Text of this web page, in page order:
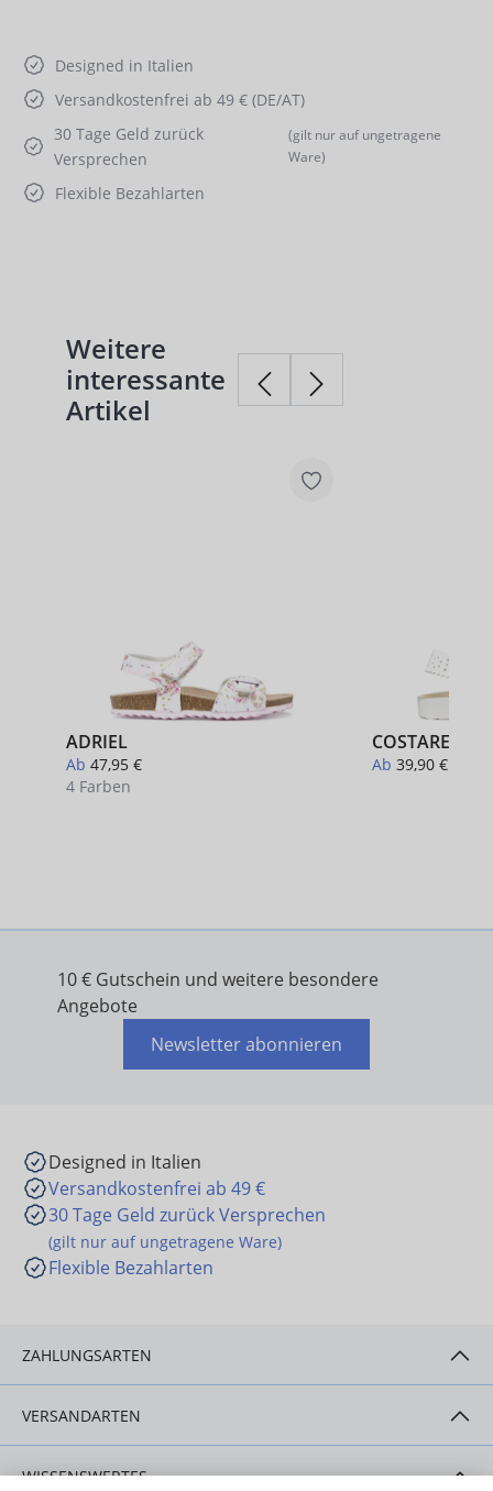
Designed in Italien
Versandkostenfrei ab 49 € (DE/AT)
30 Tage Geld zurück
Versprechen
(gilt nur auf ungetragene
Ware)
Flexible Bezahlarten
Produktgalerie überspringen
Weitere
interessante
Artikel
ADRIEL
Ab 47,95 €
4 Farben
COSTAREI
Ab 39,90 €
10 € Gutschein und weitere besondere
Angebote
Newsletter abonnieren
Designed in Italien
Versandkostenfrei ab 49 €
30 Tage Geld zurück Versprechen
(gilt nur auf ungetragene Ware)
Flexible Bezahlarten
ZAHLUNGSARTEN
VERSANDARTEN
WISSENSWERTES